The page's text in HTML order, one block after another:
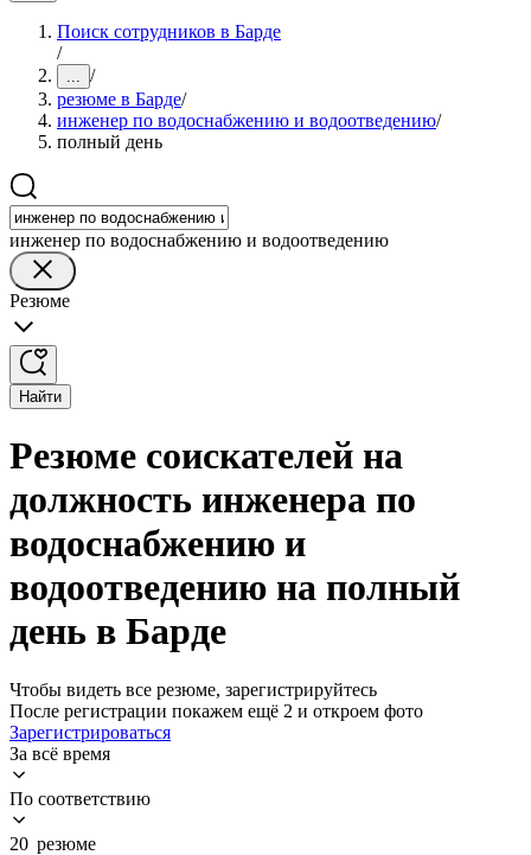
Поиск сотрудников в Барде
/
... /
резюме в Барде/
инженер по водоснабжению и водоотведению/
полный день
инженер по водоснабжению и водоотведению
Резюме
Найти
Резюме соискателей на
должность инженера по
водоснабжению и
водоотведению на полный
день в Барде
Чтобы видеть все резюме, зарегистрируйтесь
После регистрации покажем ещё 2 и откроем фото
Зарегистрироваться
За всё время
По соответствию
20 резюме